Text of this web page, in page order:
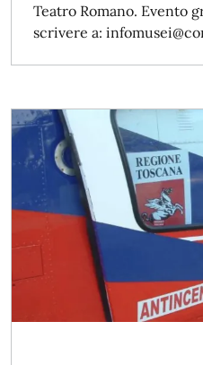
Teatro Romano. Evento
scrivere a: